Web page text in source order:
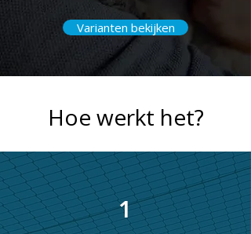
Varianten bekijken
Hoe werkt het?
1